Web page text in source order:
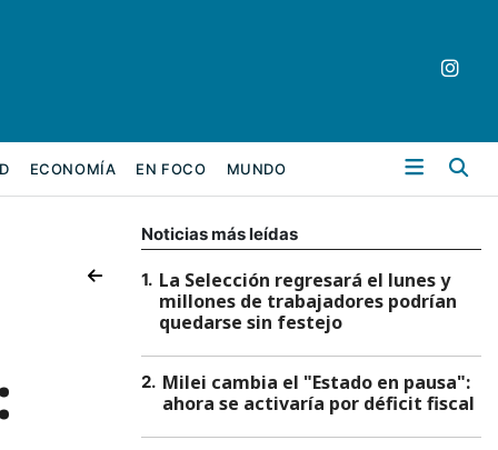
ECONOMÍA EN FOCO MUNDO
Noticias más leídas
1. La Selección regresará el lunes y
millones de trabajadores podrían
quedarse sin festejo
2. Milei cambia el "Estado en pausa":
ahora se activaría por déficit fiscal